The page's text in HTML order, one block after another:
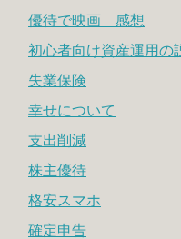
優待で映画 感想
初心者向け資産運用の
失業保険
幸せについて
支出削減
株主優待
格安スマホ
確定申告